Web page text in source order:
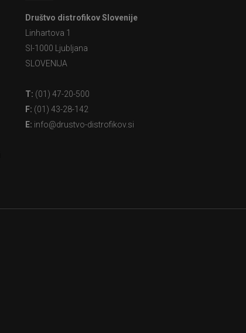
Društvo distrofikov Slovenije
Linhartova 1
SI-1000 Ljubljana
SLOVENIJA
T: (01) 47-20-500
F: (01) 43-28-142
E: info@drustvo-distrofikov.si